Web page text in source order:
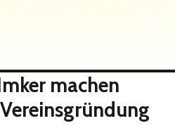
machen